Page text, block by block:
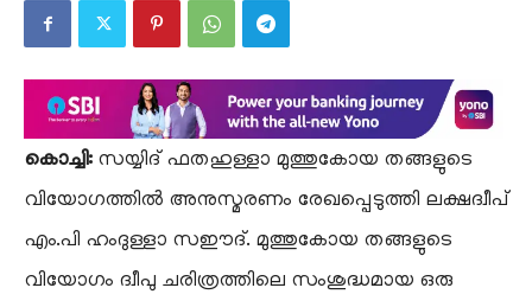
കൊച്ചി:സയ്യിദ് ഫതഹുള്ളാ മുത്തുകോയ തങ്ങളുടെ
വിയോഗത്തിൽ അനുസ്മരണം രേഖപ്പെടുത്തി ലക്ഷദ്വീപ്
എം.പി ഹംദുള്ളാ സഈദ്. മുത്തുകോയ തങ്ങളുടെ
വിയോഗം ദ്വീപു ചരിത്രത്തിലെ സംശുദ്ധമായ ഒരു